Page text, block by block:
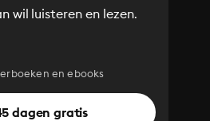
wil luisteren en lezen.
en ebooks
dagen gratis